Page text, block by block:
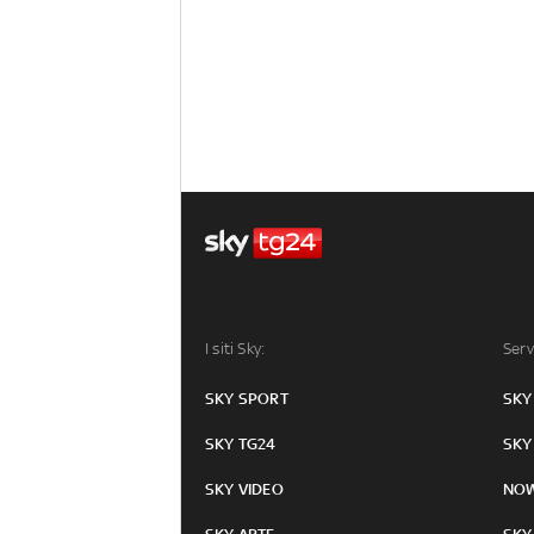
I siti Sky:
SKY SPORT
SKY TG24
SKY VIDEO